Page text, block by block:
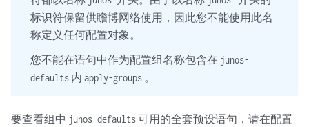
标识符保留供瞻博网络使用，因此您不能使用此名
称定义任何配置对象。
您不能在语句中作为配置组名称包含在 junos-
defaults 内 apply-groups 。
要查看组中 junos-defaults可用的全套预设语句，请在配置